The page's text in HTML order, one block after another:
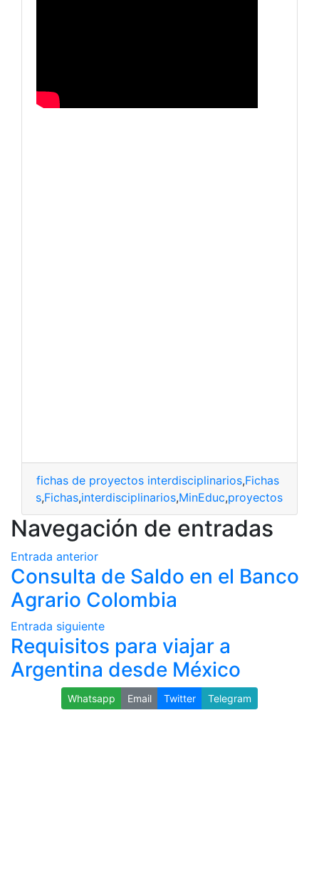
fichas de proyectos interdisciplinarios,Fichas
,Fichas,interdisciplinarios,MinEduc,proyectos
Navegación de entradas
Entrada anterior
Consulta de Saldo en el Banco
Agrario Colombia
Entrada siguiente
Requisitos para viajar a
Argentina desde México
Whatsapp Email Twitter Telegram